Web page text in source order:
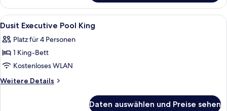
Executive
Twin
Alle
Fotos
für
Dusit
Executive
Pool
Minibar, Zimmersafe, Schreibtisch,
3
Dusit Executive Pool King
Platz für 4 Personen
1 King-Bett
Kostenloses WLAN
Weitere Details
Weitere
Daten auswählen und Preise sehen